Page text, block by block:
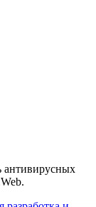
антивирусных